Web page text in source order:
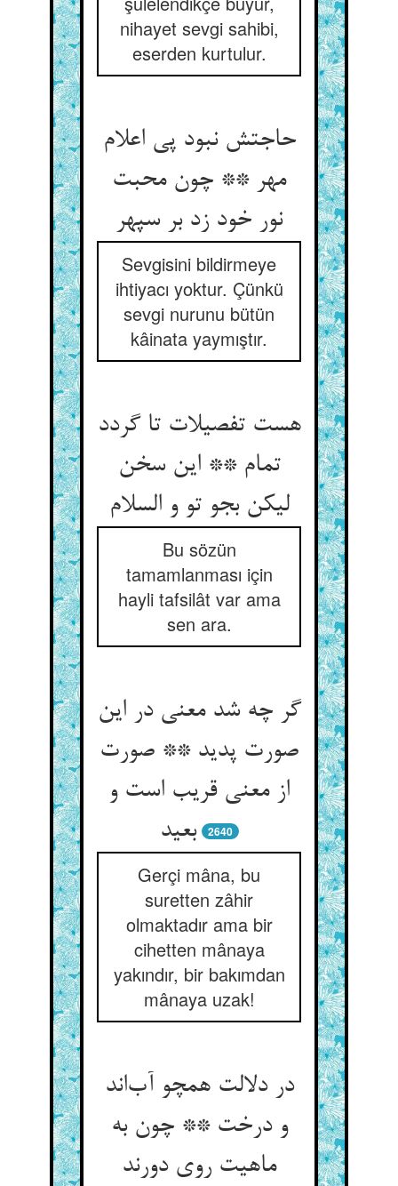
nihayet sevgi sahibi,
eserden kurtulur.
حاجتش نبود پی اعلام
مهر ** چون محبت
نور خود زد بر سپهر
Sevgisini bildirmeye
ihtiyacı yoktur. Çünkü
sevgi nurunu bütün
kâinata yaymıştır.
هست تفصیلات تا گردد
تمام ** این سخن
لیکن بجو تو و السلام‌‌
Bu sözün
tamamlanması için
hayli tafsilât var ama
sen ara.
گر چه شد معنی در این
صورت پدید ** صورت
از معنی قریب است و
بعید
2640
Gerçi mâna, bu
suretten zâhir
olmaktadır ama bir
cihetten mânaya
yakındır, bir bakımdan
mânaya uzak!
در دلالت همچو آب‌‌اند
و درخت ** چون به
ماهیت روی دورند